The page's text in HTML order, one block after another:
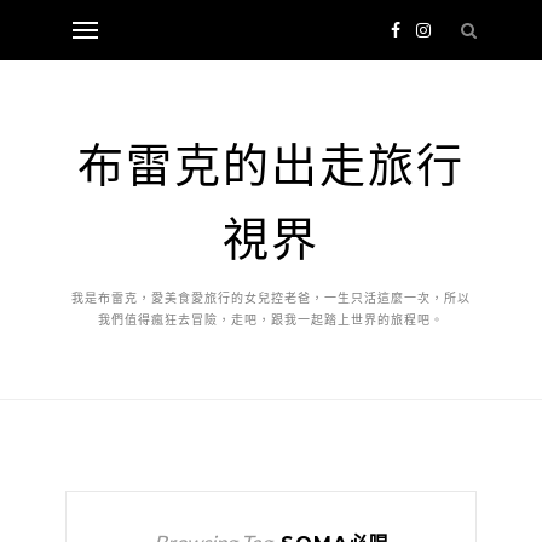
布雷克的出走旅行
視界
我是布雷克，愛美食愛旅行的女兒控老爸，一生只活這麼一次，所以
我們值得瘋狂去冒險，走吧，跟我一起踏上世界的旅程吧。